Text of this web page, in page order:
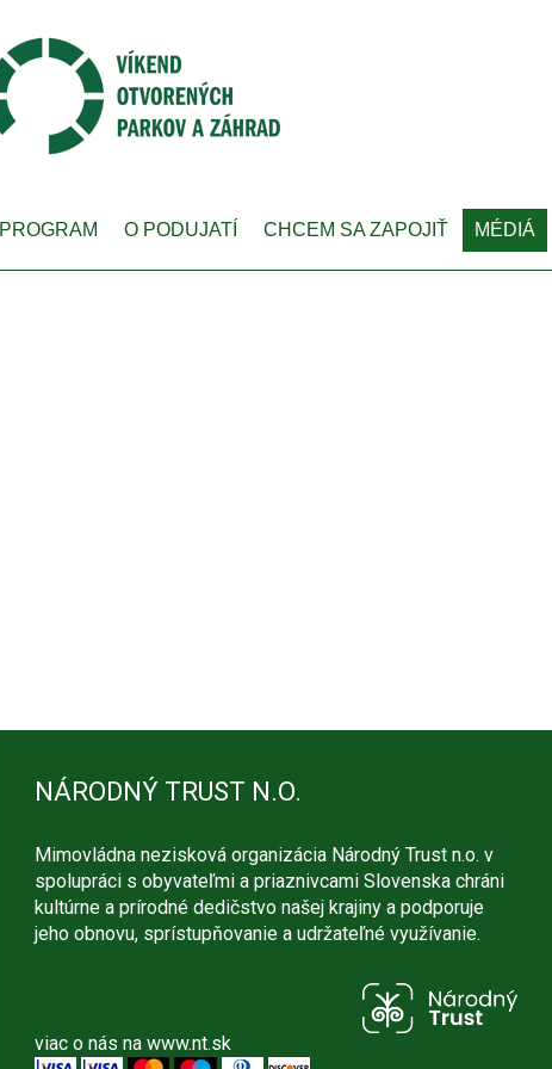
PROGRAM O PODUJATÍ CHCEM SA ZAPOJIŤ MÉDIÁ
NÁRODNÝ TRUST N.O.
Mimovládna nezisková organizácia Národný Trust n.o. v
spolupráci s obyvateľmi a priaznivcami Slovenska chráni
kultúrne a prírodné dedičstvo našej krajiny a podporuje
jeho obnovu, sprístupňovanie a udržateľné využívanie.
viac o nás na www.nt.sk